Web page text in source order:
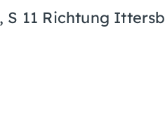
S 11 Richtung